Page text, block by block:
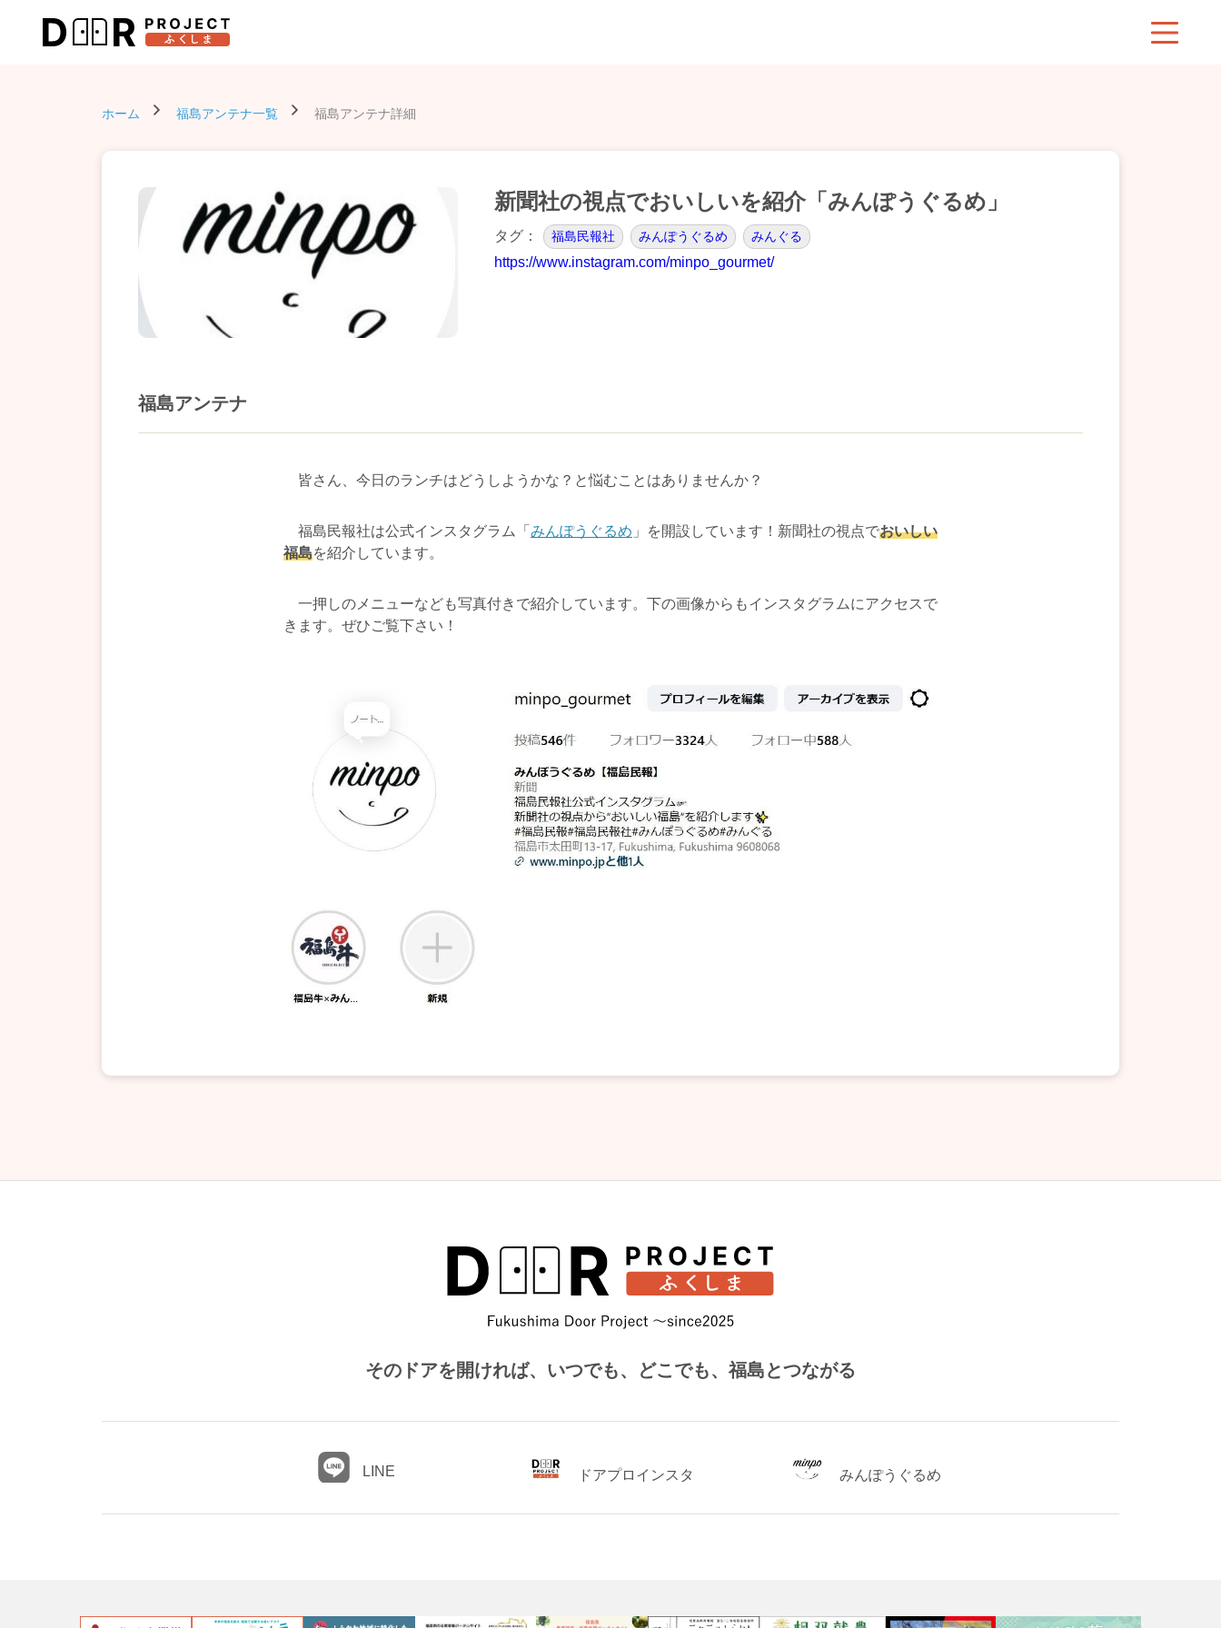
ホーム 福島アンテナ一覧 福島アンテナ詳細
新聞社の視点でおいしいを紹介「みんぽうぐるめ」
タグ： 福島民報社 みんぽうぐるめ みんぐる
https://www.instagram.com/minpo_gourmet/
福島アンテナ
皆さん、今日のランチはどうしようかな？と悩むことはありませんか？
福島民報社は公式インスタグラム「 みんぽうぐるめ 」を開設しています！新聞社の視点でおいしい
福島を紹介しています。
一押しのメニューなども写真付きで紹介しています。下の画像からもインスタグラムにアクセスで
きます。ぜひご覧下さい！
そのドアを開ければ、 いつでも、どこでも、福島とつながる
LINE ドアプロインスタ みんぽうぐるめ